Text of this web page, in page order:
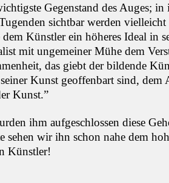
Gegenstand des Auges;
sichtbar werden
Künstler ein höheres Ideal in
mit ungemeiner Mühe dem
das giebt der bildende
Kunst geoffenbart sind, dem
Kunst.”
ihm aufgeschlossen diese
sehen wir ihn schon nahe dem
Künstler!